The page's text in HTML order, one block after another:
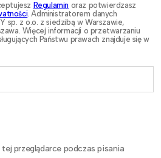
Regulamin oraz potwierdzasz
. Administratorem danych
sp. z o.o. z siedzibą w Warszawie,
Więcej informacji o przetwarzaniu
Państwu prawach znajduje się w
przeglądarce podczas pisania